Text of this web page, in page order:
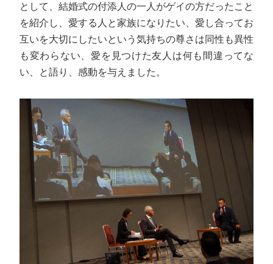
として、結婚式の付添人の一人がゲイの方だったこと
を紹介し、愛する人と家族になりたい、愛し合ってお
互いを大切にしたいという気持ちの尊さは同性も異性
も変わらない、愛を見つけた友人は何も間違ってな
い、と語り、感動を与えました。